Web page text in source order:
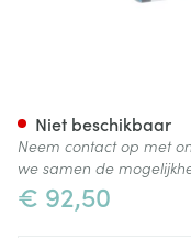
€ 92,50
Niet beschikbaar
Neem contact op met
we samen de